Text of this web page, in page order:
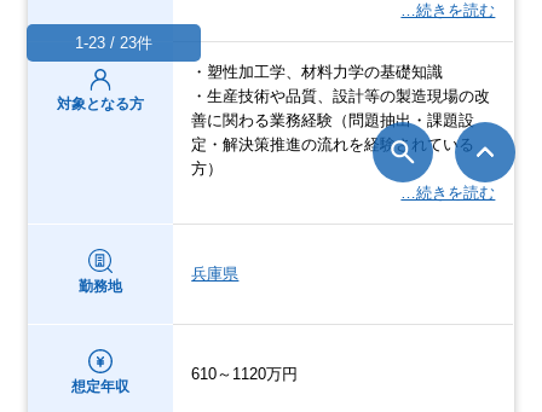
…続きを読む
対象となる方
・塑性加工学、材料力学の基礎知識
・生産技術や品質、設計等の製造現場の改
善に関わる業務経験（問題抽出・課題設
定・解決策推進の流れを経験されている
方）
…続きを読む
勤務地
兵庫県
想定年収
610～1120万円
1-23 / 23件